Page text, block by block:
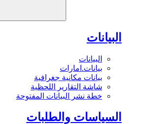
البيانات
البيانات
بيانات.امارات
بيانات مكانية جغرافية
شاشة التقارير اللحظية
خطة نشر البيانات المفتوحة
السياسات والطلبات